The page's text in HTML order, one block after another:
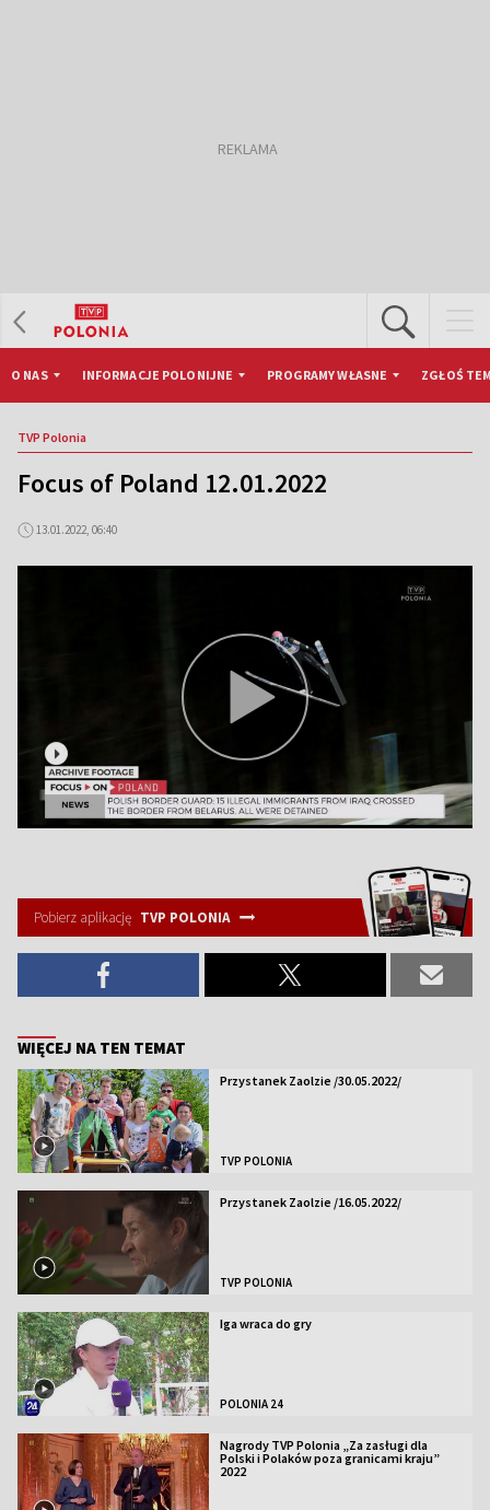
O NAS INFORMACJE POLONIJNE PROGRAMY WŁASNE ZGŁOŚ
TVP Polonia
Focus of Poland 12.01.2022
13.01.2022, 06:40
Pobierz aplikację TVP POLONIA
WIĘCEJ NA TEN TEMAT
Przystanek Zaolzie /30.05.2022/
TVP POLONIA
Przystanek Zaolzie /16.05.2022/
TVP POLONIA
Iga wraca do gry
POLONIA 24
Nagrody TVP Polonia „Za zasługi dla
Polski i Polaków poza granicami kraju”
2022